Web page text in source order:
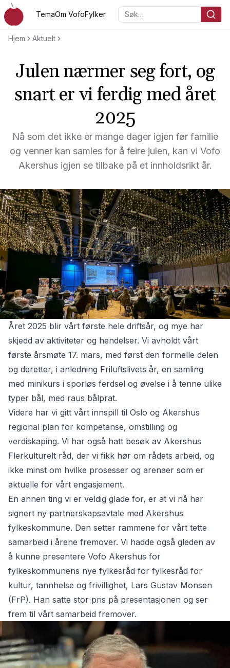
Hopp til hovedinnholdet
Voksenopplæringsforbundet
TemaOm VofoFylker Søk…
Hjem Aktuelt
Julen nærmer seg fort, og
snart er vi ferdig med året
2025
Nå som det ikke er mange dager igjen før familie
og venner kan samles for å feire julen, kan vi Vofo
Akershus igjen se tilbake på et innholdsrikt år.
Året 2025 blir vårt første hele driftsår, og mye har
skjedd av aktiviteter og hendelser. Vi avholdt vårt
første årsmøte 17. mars, med først den formelle delen
og deretter, i anledning Friluftslivets år, en samling
med minikurs i sporløs ferdsel og øvelse i å tenne ulike
typer bål, med raus bålprat.
Videre har vi gitt vårt innspill til Oslo og Akershus
regional plan for kompetanse, omstilling og
verdiskaping. Vi har også hatt besøk av Akershus
Flerkulturelt råd, der vi fikk hør om rådets arbeid, og
ikke minst om hvilke prosesser og arenaer som er
aktuelle for vårt engasjement.
En annen ting vi er veldig glade for, er at vi nå har
signert ny partnerskapsavtale med Akershus
fylkeskommune. Den setter rammene for vårt tette
samarbeid i årene fremover. Vi hadde også gleden av
å kunne presentere Vofo Akershus for
fylkeskommunens nye fylkesråd for fylkesråd for
kultur, tannhelse og frivillighet, Lars Gustav Monsen
(FrP). Han satte stor pris på presentasjonen og ser
frem til vårt samarbeid fremover.